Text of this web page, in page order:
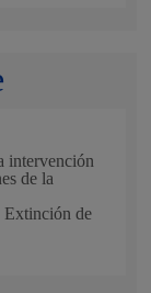
intervención
de la
Extinción de